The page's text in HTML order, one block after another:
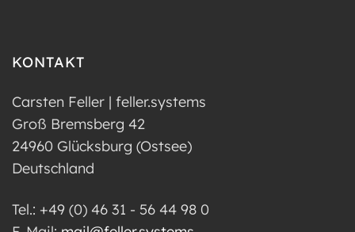
KONTAKT
Carsten Feller | feller.systems
Groß Bremsberg 42
24960 Glücksburg (Ostsee)
Deutschland
Tel.: +49 (0) 46 31 - 56 44 98 0